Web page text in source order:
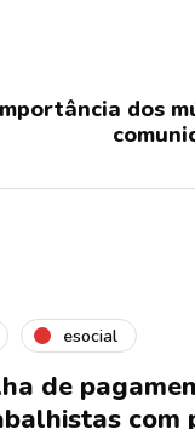
dos
esocial
de
com